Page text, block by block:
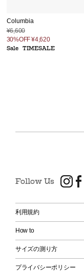
Columbia
¥6,600
30%OFF¥4,620
Sale
TIMESALE
Follow Us
利用規約
How to
サイズの測り方
プライバシーポリシー